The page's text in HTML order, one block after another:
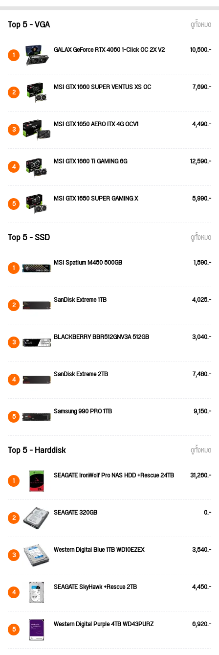
Top 5 - VGA ดูทั้งหมด
1 GALAX GeForce RTX 4060 1-Click OC 2X V2 10,500.-
2 MSI GTX 1660 SUPER VENTUS XS OC 7,690.-
3 MSI GTX 1650 AERO ITX 4G OCV1 4,490.-
4 MSI GTX 1660 Ti GAMING 6G 12,590.-
5 MSI GTX 1650 SUPER GAMING X 5,990.-
Top 5 - SSD ดูทั้งหมด
1 MSI Spatium M450 500GB 1,590.-
2 SanDisk Extreme 1TB 4,025.-
3 BLACKBERRY BBR512GNV3A 512GB 3,040.-
4 SanDisk Extreme 2TB 7,480.-
5 Samsung 990 PRO 1TB 9,150.-
Top 5 - Harddisk ดูทั้งหมด
1 SEAGATE IronWolf Pro NAS HDD +Rescue 24TB 31,260.-
2 SEAGATE 320GB 0.-
3 Western Digital Blue 1TB WD10EZEX 3,540.-
4 SEAGATE SkyHawk +Rescue 2TB 4,450.-
5 Western Digital Purple 4TB WD43PURZ 6,920.-